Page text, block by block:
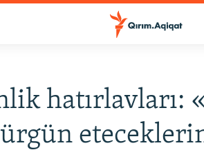
hatırlavları: